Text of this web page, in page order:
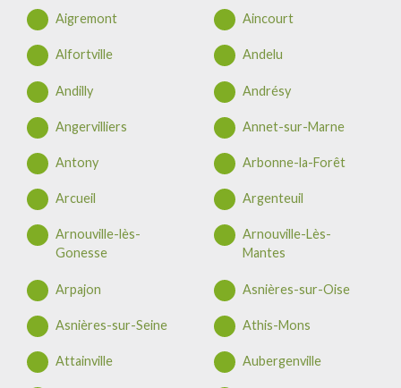
Aigremont Aincourt
Alfortville Andelu
Andilly Andrésy
Angervilliers Annet-sur-Marne
Antony Arbonne-la-Forêt
Arcueil Argenteuil
Arnouville-lès-
Gonesse
Arnouville-Lès-
Mantes
Arpajon Asnières-sur-Oise
Asnières-sur-Seine Athis-Mons
Attainville Aubergenville